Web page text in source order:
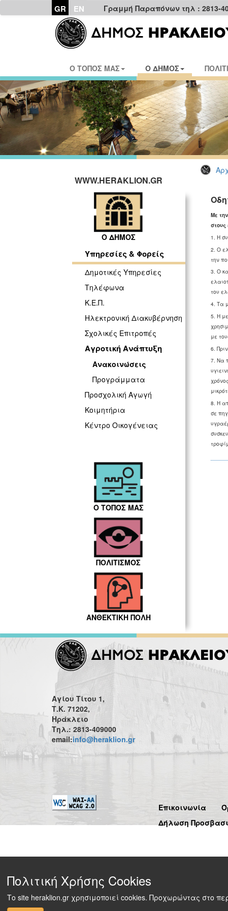
GR EN Γραμμή Παραπόνων τηλ : 2813-
Ο ΤΟΠΟΣ ΜΑΣ Ο ΔΗΜΟΣ
WWW.HERAKLION.GR
Ο ΔΗΜΟΣ
Υπηρεσίες & Φορείς
Δημοτικές Υπηρεσίες
Τηλέφωνα
Κ.Ε.Π.
Ηλεκτρονική Διακυβέρνηση
Σχολικές Επιτροπές
Αγροτική Ανάπτυξη
Ανακοινώσεις
Προγράμματα
Προσχολική Αγωγή
Κοιμητήρια
Κέντρο Οικογένειας
Ο ΤΟΠΟΣ ΜΑΣ
ΠΟΛΙΤΙΣΜΟΣ
ΑΝΘΕΚΤΙΚΗ ΠΟΛΗ
Με
1. Η
2. O
την
3. Ο
του
4. Τα
5. Η
με
6.
7. Να
8. Η
σε
Αγίου Τίτου 1,
Τ.Κ. 71202,
Ηράκλειο
Τηλ.: 2813-409000
email:info@heraklion.gr
Επικοινωνία
Δήλωση
Πολιτική Χρήσης Cookies
Το site heraklion.gr χρησιμοποιεί cookies. Προχωρώντας στο